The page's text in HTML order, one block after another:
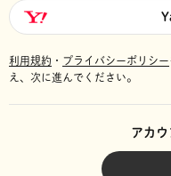
利用規約 ・ プライバシーポリシー
え、次に進んでください。
アカ